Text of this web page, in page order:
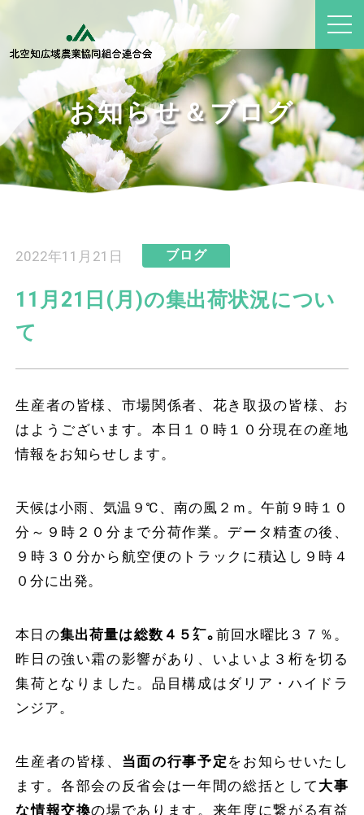
お知らせ＆ブログ
2022年11月21日 ブログ
11月21日(月)の集出荷状況につい
て
生産者の皆様、市場関係者、花き取扱の皆様、お
はようございます。本日１０時１０分現在の産地
情報をお知らせします。
天候は小雨、気温９℃、南の風２ｍ。午前９時１０
分～９時２０分まで分荷作業。データ精査の後、
９時３０分から航空便のトラックに積込し９時４
０分に出発。
本日の集出荷量は総数４５㌜。 前回水曜比３７％。
昨日の強い霜の影響があり、いよいよ３桁を切る
集荷となりました。品目構成はダリア・ハイドラ
ンジア。
生産者の皆様、 当面の行事予定 をお知らせいたし
ます。各部会の反省会は一年間の総括として 大事
な情報交換の場であります。来年度に繋がる有益